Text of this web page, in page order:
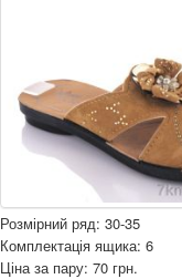
Розмірний ряд: 30-35
Комплектація ящика: 6
Ціна за пару: 70 грн.